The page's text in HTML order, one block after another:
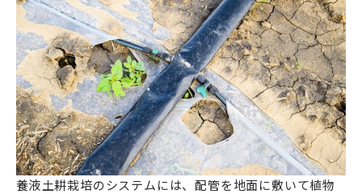
養液土耕栽培のシステムには、配管を地面に敷いて植物